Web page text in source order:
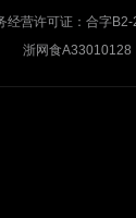
经营许可证：合字
浙网食A33010128